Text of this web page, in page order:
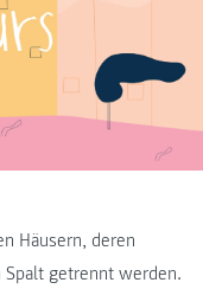
Häusern, deren
getrennt werden.